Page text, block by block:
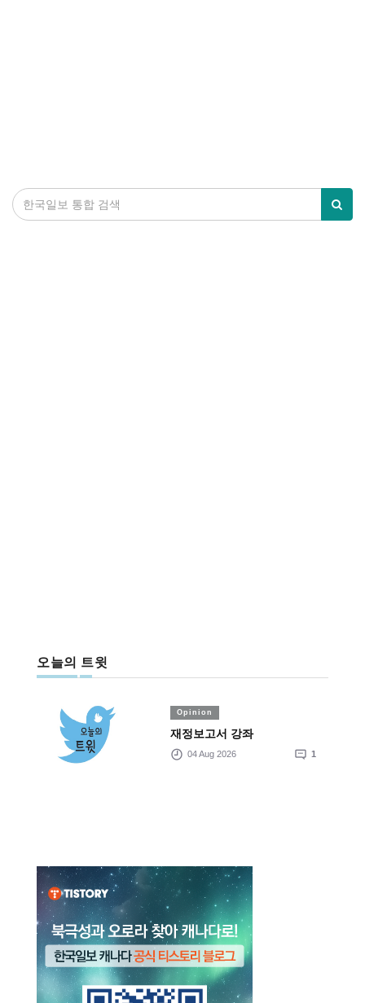
오늘의 트윗
Opinion
재정보고서 강좌
04 Aug 2026 1